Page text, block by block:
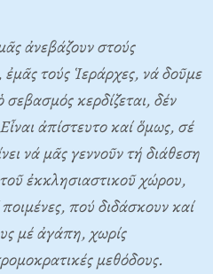
ἀνεβάζουν στούς
τούς Ἱεράρχες, νά δοῦμε
κερδίζεται, δέν
ἀπίστευτο καί ὅμως, σέ
νά μᾶς γεννοῦν τή διάθεση
ἐκκλησιαστικοῦ χώρου,
πού διδάσκουν καί
μέ ἀγάπη, χωρίς
μεθόδους.